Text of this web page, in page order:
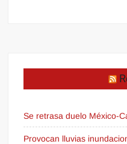
Se retrasa duelo México-
Provocan lluvias